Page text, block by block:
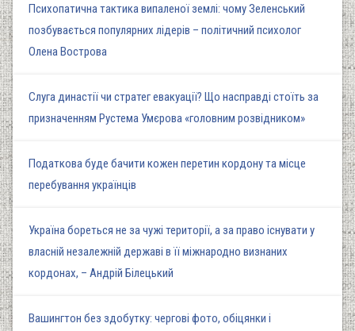
Психопатична тактика випаленої землі: чому Зеленський
позбувається популярних лідерів – політичний психолог
Олена Вострова
Слуга династії чи стратег евакуації? Що насправді стоїть за
призначенням Рустема Умєрова «головним розвідником»
Податкова буде бачити кожен перетин кордону та місце
перебування українців
Україна бореться не за чужі території, а за право існувати у
власній незалежній державі в її міжнародно визнаних
кордонах, – Андрій Білецький
Вашингтон без здобутку: чергові фото, обіцянки і